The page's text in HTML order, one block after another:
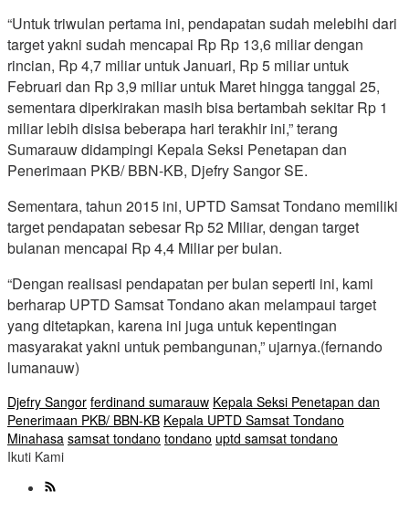
“Untuk triwulan pertama ini, pendapatan sudah melebihi dari
target yakni sudah mencapai Rp Rp 13,6 miliar dengan
rincian, Rp 4,7 miliar untuk Januari, Rp 5 miliar untuk
Februari dan Rp 3,9 miliar untuk Maret hingga tanggal 25,
sementara diperkirakan masih bisa bertambah sekitar Rp 1
miliar lebih disisa beberapa hari terakhir ini,” terang
Sumarauw didampingi Kepala Seksi Penetapan dan
Penerimaan PKB/ BBN-KB, Djefry Sangor SE.
Sementara, tahun 2015 ini, UPTD Samsat Tondano memiliki
target pendapatan sebesar Rp 52 Miliar, dengan target
bulanan mencapai Rp 4,4 Miliar per bulan.
“Dengan realisasi pendapatan per bulan seperti ini, kami
berharap UPTD Samsat Tondano akan melampaui target
yang ditetapkan, karena ini juga untuk kepentingan
masyarakat yakni untuk pembangunan,” ujarnya.(fernando
lumanauw)
Djefry Sangor ferdinand sumarauw Kepala Seksi Penetapan dan
Penerimaan PKB/ BBN-KB Kepala UPTD Samsat Tondano
Minahasa samsat tondano tondano uptd samsat tondano
Ikuti Kami